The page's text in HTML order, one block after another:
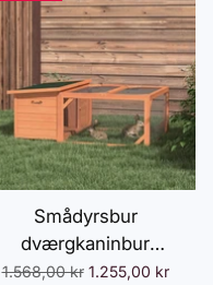
Smådyrsbur
dværgkaninbur
1255x100x49cm med
Normalpris
1.568,00 kr 1.255,00 kr